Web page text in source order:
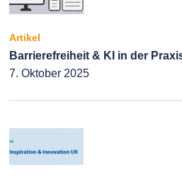
Artikel
Barrierefreiheit & KI in der
7. Oktober 2025